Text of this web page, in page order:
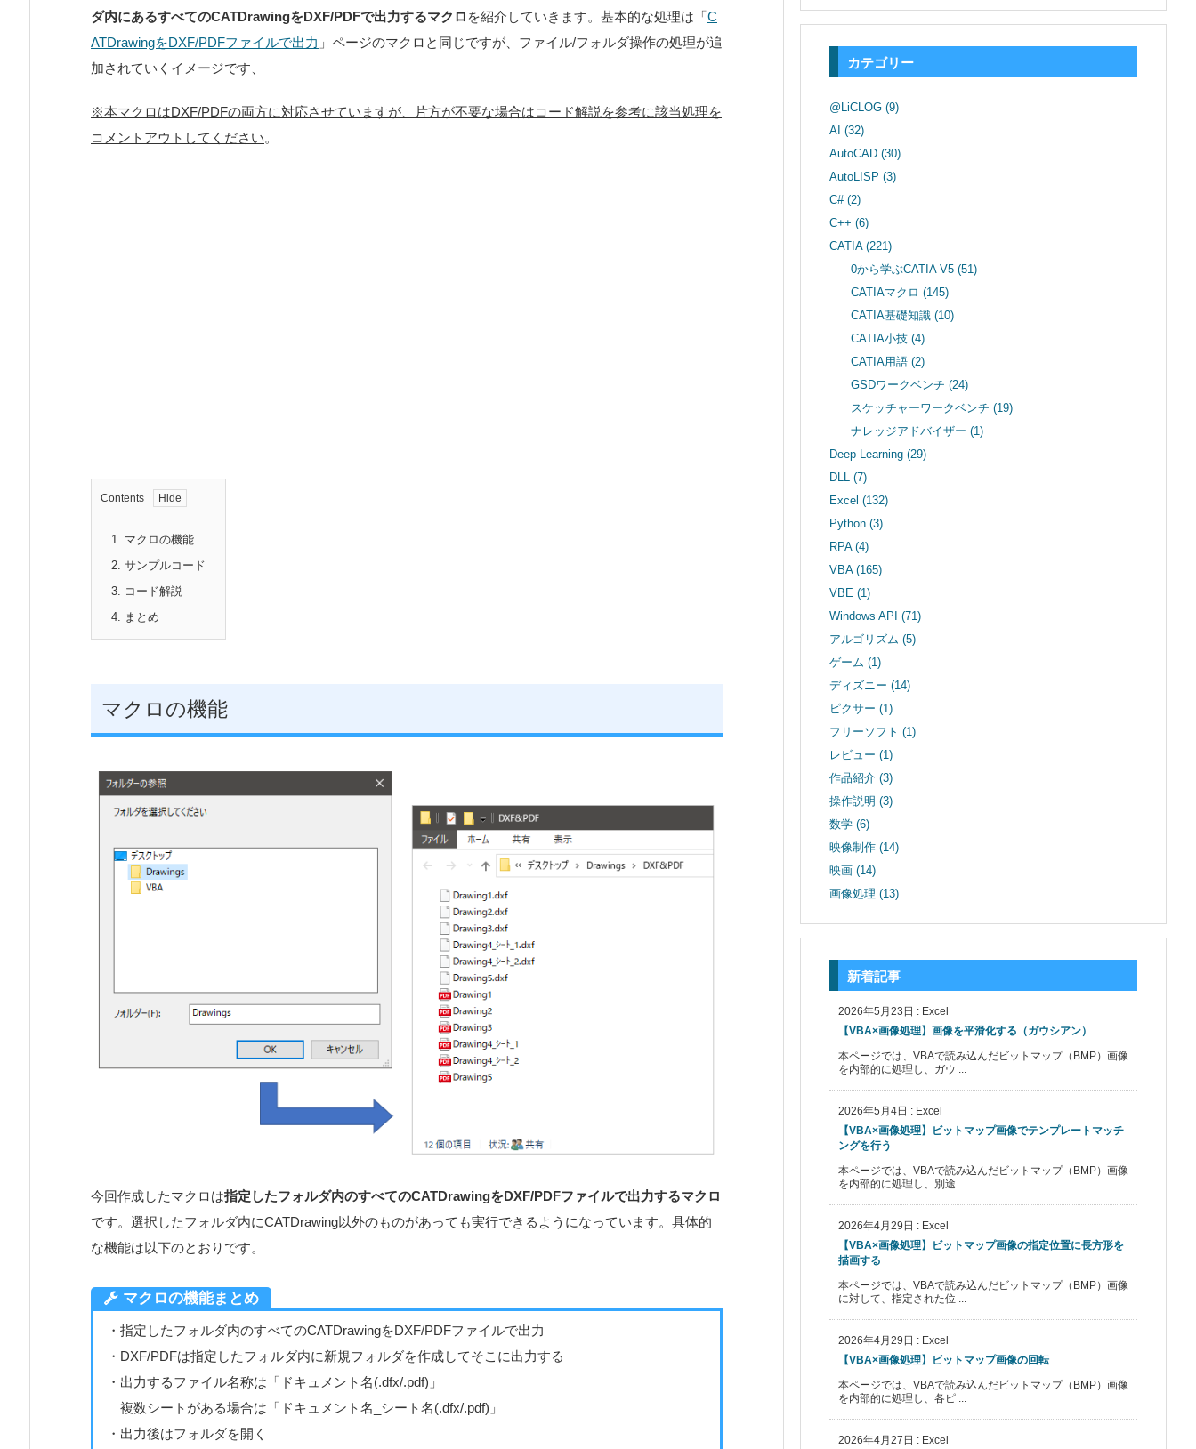
ダ内にあるすべてのCATDrawingをDXF/PDFで出力するマクロ を紹介していきます。基本的な処理は「C
ATDrawingをDXF/PDFファイルで出力 」ページのマクロと同じですが、ファイル/フォルダ操作の処理が追
加されていくイメージです、
※本マクロはDXF/PDFの両方に対応させていますが、片方が不要な場合はコード解説を参考に該当処理を
コメントアウトしてください。
Contents
1. マクロの機能
2. サンプルコード
3. コード解説
4. まとめ
マクロの機能
今回作成したマクロは指定したフォルダ内のすべてのCATDrawingをDXF/PDFファイルで出力するマクロ
です。選択したフォルダ内にCATDrawing以外のものがあっても実行できるようになっています。具体的
な機能は以下のとおりです。
マクロの機能まとめ
・指定したフォルダ内のすべてのCATDrawingをDXF/PDFファイルで出力
・DXF/PDFは指定したフォルダ内に新規フォルダを作成してそこに出力する
・出力するファイル名称は「ドキュメント名(.dfx/.pdf)」
複数シートがある場合は「ドキュメント名_シート名(.dfx/.pdf)」
・出力後はフォルダを開く
カテゴリー
@LiCLOG (9)
AI (32)
AutoCAD (30)
AutoLISP (3)
C# (2)
C++ (6)
CATIA (221)
0から学ぶCATIA V5(51)
CATIAマクロ(145)
CATIA基礎知識(10)
CATIA小技(4)
CATIA用語(2)
GSDワークベンチ(24)
スケッチャーワークベンチ(19)
ナレッジアドバイザー(1)
Deep Learning (29)
DLL (7)
Excel (132)
Python (3)
RPA (4)
VBA (165)
VBE (1)
Windows API (71)
アルゴリズム (5)
ゲーム (1)
ディズニー (14)
ピクサー (1)
フリーソフト (1)
レビュー (1)
作品紹介 (3)
操作説明 (3)
数学 (6)
映像制作 (14)
映画 (14)
画像処理 (13)
新着記事
2026年5月23日 : Excel
【VBA×画像処理】画像を平滑化する（ガウシアン）
本ページでは、VBAで読み込んだビットマップ（BMP）画像
を内部的に処理し、ガウ ...
2026年5月4日 : Excel
【VBA×画像処理】ビットマップ画像でテンプレートマッチ
ングを行う
本ページでは、VBAで読み込んだビットマップ（BMP）画像
を内部的に処理し、別途 ...
2026年4月29日 : Excel
【VBA×画像処理】ビットマップ画像の指定位置に長方形を
描画する
本ページでは、VBAで読み込んだビットマップ（BMP）画像
に対して、指定された位 ...
2026年4月29日 : Excel
【VBA×画像処理】ビットマップ画像の回転
本ページでは、VBAで読み込んだビットマップ（BMP）画像
を内部的に処理し、各ピ ...
2026年4月27日 : Excel